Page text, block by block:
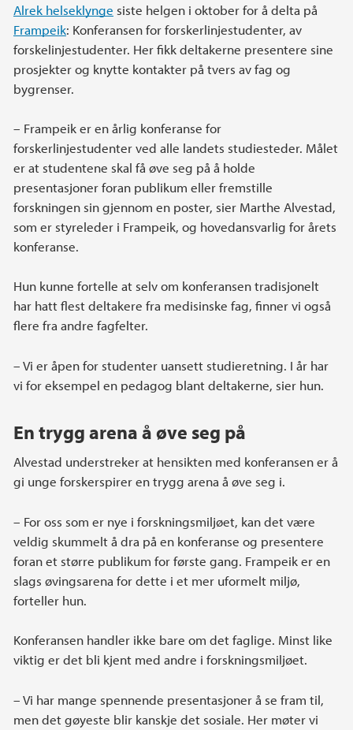
Alrek helseklynge siste helgen i oktober for å delta på
Frampeik: Konferansen for forskerlinjestudenter, av
forskelinjestudenter. Her fikk deltakerne presentere sine
prosjekter og knytte kontakter på tvers av fag og
bygrenser.
– Frampeik er en årlig konferanse for
forskerlinjestudenter ved alle landets studiesteder. Målet
er at studentene skal få øve seg på å holde
presentasjoner foran publikum eller fremstille
forskningen sin gjennom en poster, sier Marthe Alvestad,
som er styreleder i Frampeik, og hovedansvarlig for årets
konferanse.
Hun kunne fortelle at selv om konferansen tradisjonelt
har hatt flest deltakere fra medisinske fag, finner vi også
flere fra andre fagfelter.
– Vi er åpen for studenter uansett studieretning. I år har
vi for eksempel en pedagog blant deltakerne, sier hun.
En trygg arena å øve seg på
Alvestad understreker at hensikten med konferansen er å
gi unge forskerspirer en trygg arena å øve seg i.
– For oss som er nye i forskningsmiljøet, kan det være
veldig skummelt å dra på en konferanse og presentere
foran et større publikum for første gang. Frampeik er en
slags øvingsarena for dette i et mer uformelt miljø,
forteller hun.
Konferansen handler ikke bare om det faglige. Minst like
viktig er det bli kjent med andre i forskningsmiljøet.
– Vi har mange spennende presentasjoner å se fram til,
men det gøyeste blir kanskje det sosiale. Her møter vi